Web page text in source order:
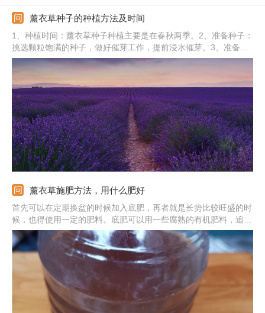
薰衣草种子的种植方法及时间
1、种植时间：薰衣草种子种植主要是在春秋两季。2、准备种子：
挑选颗粒饱满的种子，做好催芽工作，提前浸水催芽。3、准备土
壤：提供透气、排水良好的微酸性土壤，提前消毒杀菌。4、进行
播种：在手指上沾点水，然后沾上种子，轻轻播入土壤中。5、后
期管理：薰衣草播种后坐盆浇透水，适当见光，大约一周左右即可
发芽。
薰衣草施肥方法，用什么肥好
首先可以在定期换盆的时候加入底肥，再者就是长势比较旺盛的时
候，也得使用一定的肥料。底肥可以用一些腐熟的有机肥料，追肥
可以根据情况选择液肥或者颗粒状的复合肥。底肥可以直接加入基
质中，液肥稀释后使用，颗粒肥则需在基质的表面挖坑然后放入；
追肥不用太多，一个月一两次就行了。开花的时候不用施肥。